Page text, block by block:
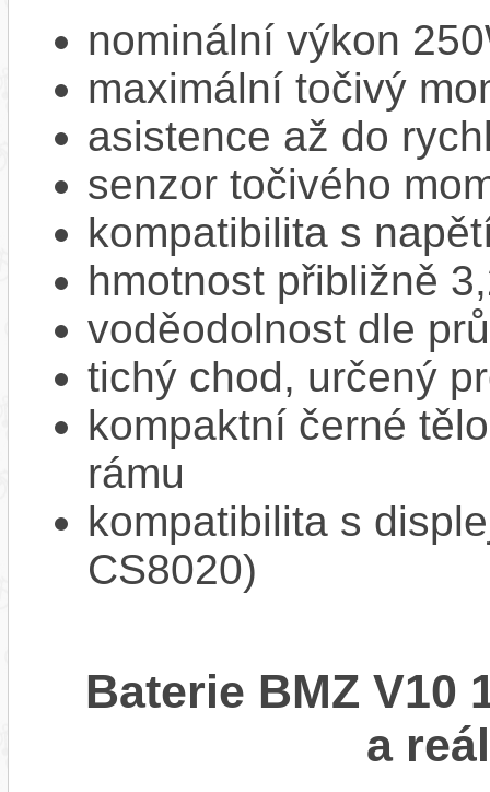
nominální výkon
maximální točivý
asistence až do
senzor točivého
kompatibilita s
hmotnost přibližně
voděodolnost dle
tichý chod, určený
kompaktní černé
rámu
kompatibilita s
CS8020)
Baterie BMZ V10
a